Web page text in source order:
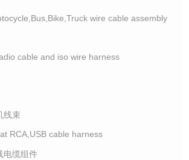
wire cable assembly
cable and iso wire harness
线束
RCA,USB cable harness
电缆组件